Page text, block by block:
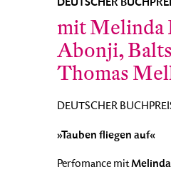
DEUTSCHER
mit Melinda
Abonji,
Thomas
DEUTSCHER
»Tauben fliegen auf«
Perfomance mit